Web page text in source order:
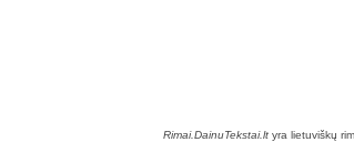
Rimai.DainuTekstai.lt yra lietuviškų